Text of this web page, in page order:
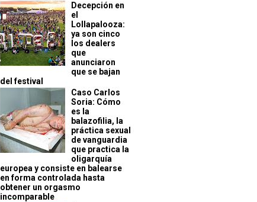
Decepción en
el
Lollapalooza:
ya son cinco
los dealers
que
anunciaron
que se bajan
del festival
Caso Carlos
Soria: Cómo
es la
balazofilia, la
práctica sexual
de vanguardia
que practica la
oligarquía
europea y consiste en balearse
en forma controlada hasta
obtener un orgasmo
incomparable